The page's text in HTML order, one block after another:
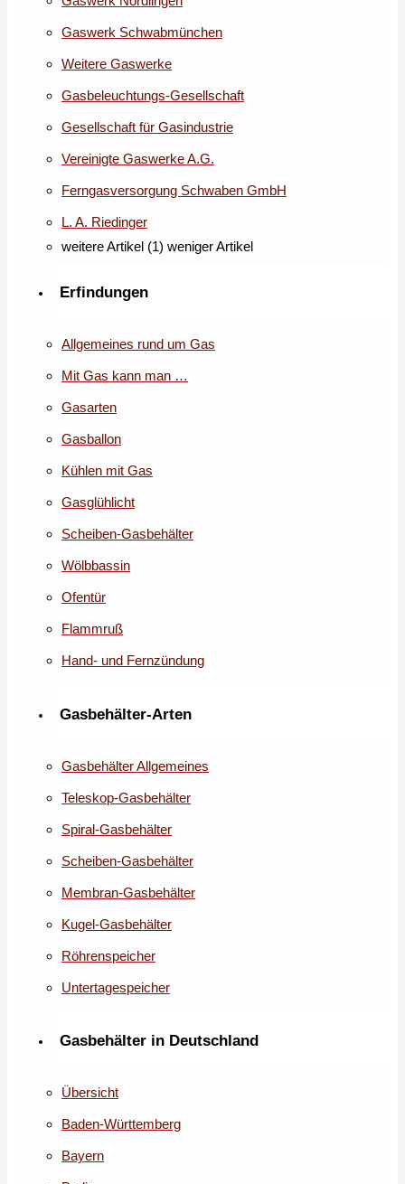
Gaswerk Schwabmünchen
Weitere Gaswerke
Gasbeleuchtungs-Gesellschaft
Gesellschaft für Gasindustrie
Vereinigte Gaswerke A.G.
Ferngasversorgung Schwaben GmbH
L. A. Riedinger
weitere Artikel (1) weniger Artikel
Erfindungen
Allgemeines rund um Gas
Mit Gas kann man …
Gasarten
Gasballon
Kühlen mit Gas
Gasglühlicht
Scheiben-Gasbehälter
Wölbbassin
Ofentür
Flammruß
Hand- und Fernzündung
Gasbehälter-Arten
Gasbehälter Allgemeines
Teleskop-Gasbehälter
Spiral-Gasbehälter
Scheiben-Gasbehälter
Membran-Gasbehälter
Kugel-Gasbehälter
Röhrenspeicher
Untertagespeicher
Gasbehälter in Deutschland
Übersicht
Baden-Württemberg
Bayern